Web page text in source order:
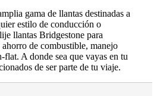
gama de llantas destinadas a
estilo de conducción o
llantas Bridgestone para
de combustible, manejo
A donde sea que vayas en tu
de ser parte de tu viaje.